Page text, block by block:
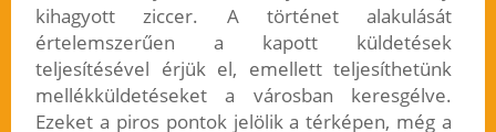
kihagyott ziccer. A történet alakulását
értelemszerűen a kapott küldetések
teljesítésével érjük el, emellett teljesíthetünk
mellékküldetéseket a városban keresgélve.
Ezeket a piros pontok jelölik a térképen, még a